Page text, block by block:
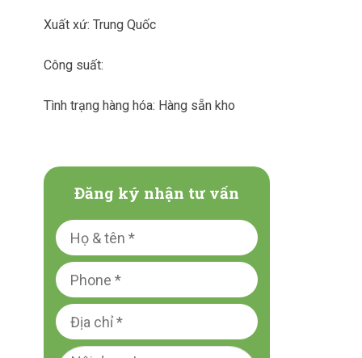
Xuất xứ: Trung Quốc
Công suất:
Tình trạng hàng hóa: Hàng sẵn kho
Đăng ký nhận tư vấn